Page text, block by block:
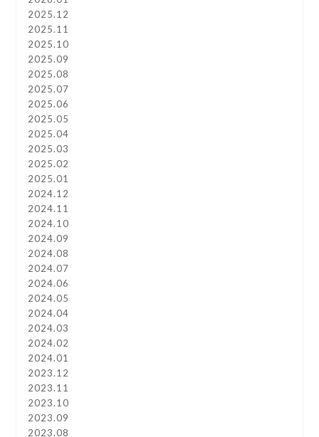
2025.12
2025.11
2025.10
2025.09
2025.08
2025.07
2025.06
2025.05
2025.04
2025.03
2025.02
2025.01
2024.12
2024.11
2024.10
2024.09
2024.08
2024.07
2024.06
2024.05
2024.04
2024.03
2024.02
2024.01
2023.12
2023.11
2023.10
2023.09
2023.08